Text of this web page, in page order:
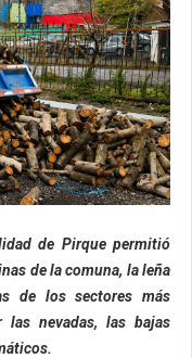
de Pirque permitió
de la comuna, la leña
de los sectores más
nevadas, las bajas